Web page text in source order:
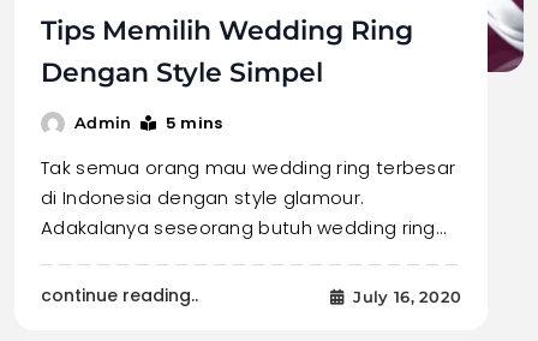
Tips Memilih Wedding Ring
Dengan Style Simpel
Admin 5 mins
Tak semua orang mau wedding ring terbesar
di Indonesia dengan style glamour.
Adakalanya seseorang butuh wedding ring…
continue reading.. July 16, 2020